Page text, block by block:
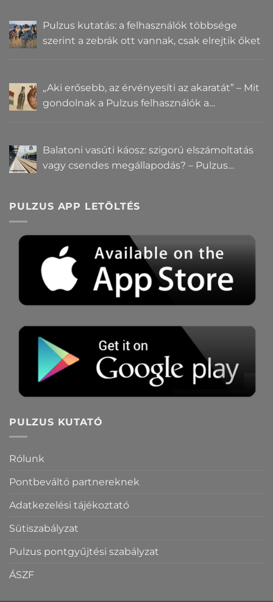
Pulzus kutatás: a felhasználók többsége
szerint a zebrák ott vannak, csak elrejtik őket
„Aki erősebb, az érvényesíti az akaratát” – Mit
gondolnak a Pulzus felhasználók a
Balatoni vasúti káosz: szigorú elszámoltatás
vagy csendes megállapodás? – Pulzus
PULZUS APP LETÖLTÉS
PULZUS KUTATÓ
Rólunk
Pontbeváltó partnereknek
Adatkezelési tájékoztató
Sütiszabályzat
Pulzus pontgyűjtési szabályzat
ÁSZF